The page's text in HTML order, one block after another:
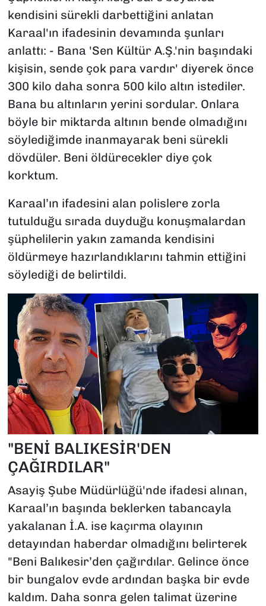
kendisini sürekli darbettiğini anlatan
Karaal'ın ifadesinin devamında şunları
anlattı: - Bana 'Sen Kültür A.Ş.'nin başındaki
kişisin, sende çok para vardır' diyerek önce
300 kilo daha sonra 500 kilo altın istediler.
Bana bu altınların yerini sordular. Onlara
böyle bir miktarda altının bende olmadığını
söylediğimde inanmayarak beni sürekli
dövdüler. Beni öldürecekler diye çok
korktum.
Karaal’ın ifadesini alan polislere zorla
tutulduğu sırada duyduğu konuşmalardan
şüphelilerin yakın zamanda kendisini
öldürmeye hazırlandıklarını tahmin ettiğini
söylediği de belirtildi.
"BENİ BALIKESİR'DEN
ÇAĞIRDILAR"
Asayiş Şube Müdürlüğü'nde ifadesi alınan,
Karaal’ın başında beklerken tabancayla
yakalanan İ.A. ise kaçırma olayının
detayından haberdar olmadığını belirterek
"Beni Balıkesir’den çağırdılar. Gelince önce
bir bungalov evde ardından başka bir evde
kaldım. Daha sonra gelen talimat üzerine